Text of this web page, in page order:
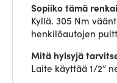
Sopiiko tämä
Kyllä. 305 Nm
henkilöautojen
Mitä hylsyjä
Laite käyttää 1/2”